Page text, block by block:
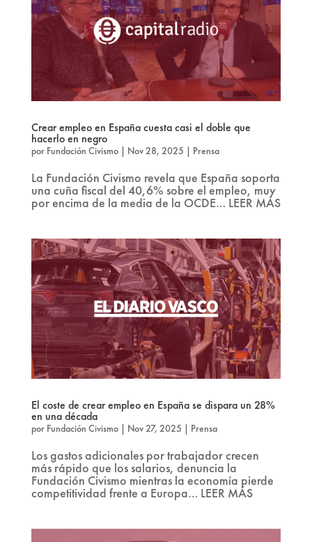
Crear empleo en España cuesta casi el doble que
hacerlo en negro
por Fundación Civismo| Nov 28, 2025 | Prensa
La Fundación Civismo revela que España soporta
una cuña fiscal del 40,6% sobre el empleo, muy
por encima de la media de la OCDE… LEER MÁS
El coste de crear empleo en España se dispara un 28%
en una década
por Fundación Civismo| Nov 27, 2025 | Prensa
Los gastos adicionales por trabajador crecen
más rápido que los salarios, denuncia la
Fundación Civismo mientras la economía pierde
competitividad frente a Europa… LEER MÁS